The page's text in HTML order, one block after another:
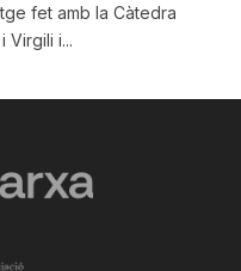
fet amb la Càtedra
Virgili i...